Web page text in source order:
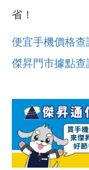
省！
便宜手機價格查
傑昇門市據點查